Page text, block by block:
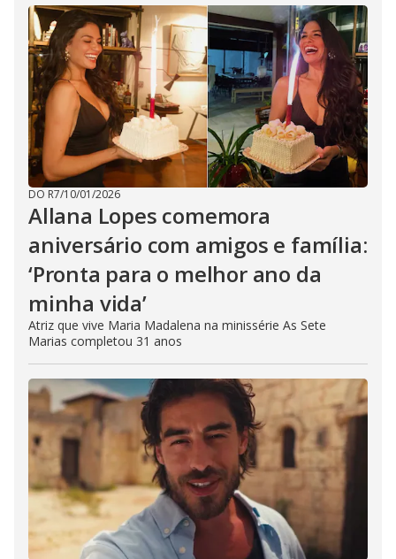
DO R7/10/01/2026
Allana Lopes comemora
aniversário com amigos e família:
‘Pronta para o melhor ano da
minha vida’
Atriz que vive Maria Madalena na minissérie As Sete
Marias completou 31 anos